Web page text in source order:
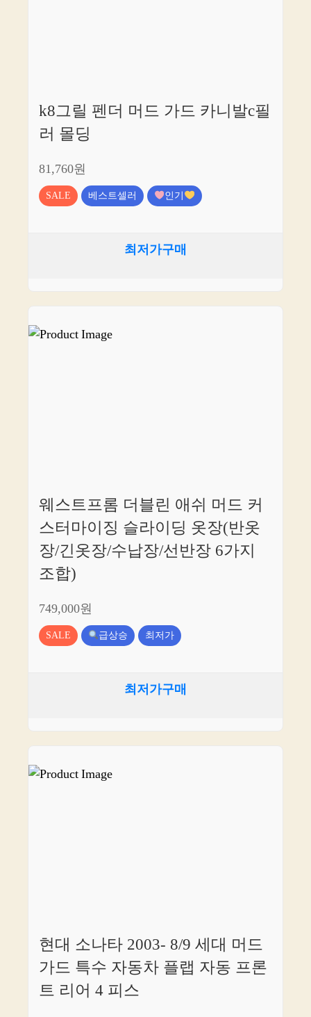
k8그릴 펜더 머드 가드 카니발c필
러 몰딩
81,760원
SALE 베스트셀러 인기
최저가구매
웨스트프롬 더블린 애쉬 머드 커
스터마이징 슬라이딩 옷장(반옷
장/긴옷장/수납장/선반장 6가지
조합)
749,000원
SALE 급상승 최저가
최저가구매
현대 소나타 2003- 8/9 세대 머드
가드 특수 자동차 플랩 자동 프론
트 리어 4 피스